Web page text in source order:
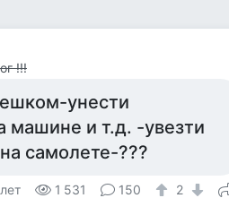
!!!
унести
машине и т.д. -увезти
самолете-???
1 531 150 2